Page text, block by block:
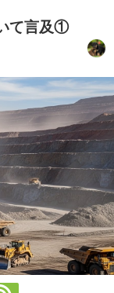
て言及①